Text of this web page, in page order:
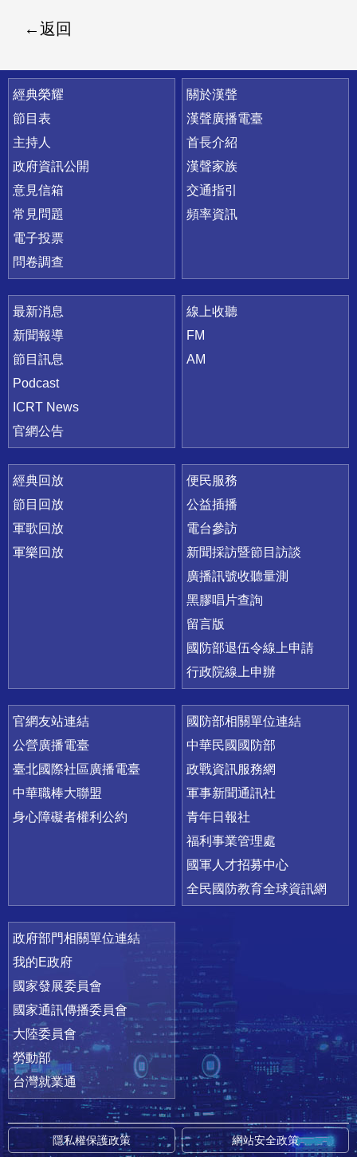
返回
快速連結
經典榮耀
節目表
主持人
政府資訊公開
意見信箱
常見問題
電子投票
問卷調查
關於漢聲
漢聲廣播電臺
首長介紹
漢聲家族
交通指引
頻率資訊
最新消息
新聞報導
節目訊息
Podcast
ICRT News
官網公告
線上收聽
FM
AM
經典回放
節目回放
軍歌回放
軍樂回放
便民服務
公益插播
電台參訪
新聞採訪暨節目訪談
廣播訊號收聽量測
黑膠唱片查詢
留言版
國防部退伍令線上申請
行政院線上申辦
官網友站連結
公營廣播電臺
臺北國際社區廣播電臺
中華職棒大聯盟
身心障礙者權利公約
國防部相關單位連結
中華民國國防部
政戰資訊服務網
軍事新聞通訊社
青年日報社
福利事業管理處
國軍人才招募中心
全民國防教育全球資訊網
政府部門相關單位連結
我的E政府
國家發展委員會
國家通訊傳播委員會
大陸委員會
勞動部
台灣就業通
隱私權保護政策 網站安全政策